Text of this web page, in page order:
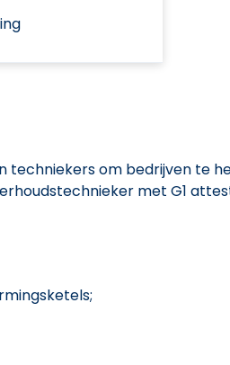
techniekers om bedrijven te
met G1